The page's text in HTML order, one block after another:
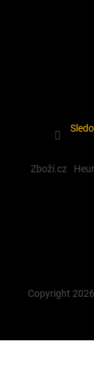
Zboží.cz
Copyright 2026